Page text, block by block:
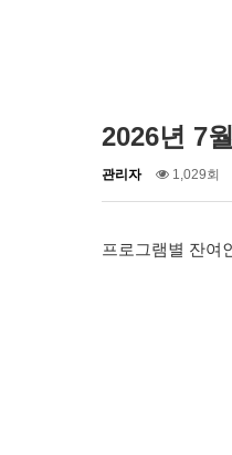
2026년 7
작
관리자
조 1,029회
프로그램별 잔여